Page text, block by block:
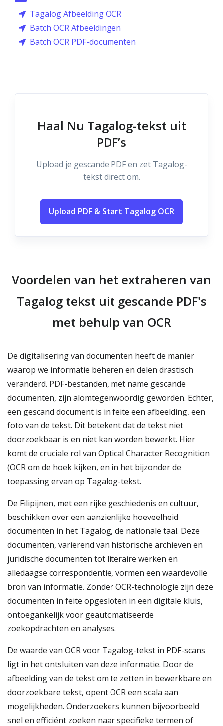
Tagalog Afbeelding OCR
Batch OCR Afbeeldingen
Batch OCR PDF-documenten
Haal Nu Tagalog-tekst uit
PDF’s
Upload je gescande PDF en zet Tagalog-
tekst direct om.
Upload PDF & Start Tagalog OCR
Voordelen van het extraheren van
Tagalog tekst uit gescande PDF's
met behulp van OCR
De digitalisering van documenten heeft de manier
waarop we informatie beheren en delen drastisch
veranderd. PDF-bestanden, met name gescande
documenten, zijn alomtegenwoordig geworden. Echter,
een gescand document is in feite een afbeelding, een
foto van de tekst. Dit betekent dat de tekst niet
doorzoekbaar is en niet kan worden bewerkt. Hier
komt de cruciale rol van Optical Character Recognition
(OCR om de hoek kijken, en in het bijzonder de
toepassing ervan op Tagalog-tekst.
De Filipijnen, met een rijke geschiedenis en cultuur,
beschikken over een aanzienlijke hoeveelheid
documenten in het Tagalog, de nationale taal. Deze
documenten, variërend van historische archieven en
juridische documenten tot literaire werken en
alledaagse correspondentie, vormen een waardevolle
bron van informatie. Zonder OCR-technologie zijn deze
documenten in feite opgesloten in een digitale kluis,
ontoegankelijk voor geautomatiseerde
zoekopdrachten en analyses.
De waarde van OCR voor Tagalog-tekst in PDF-scans
ligt in het ontsluiten van deze informatie. Door de
afbeelding van de tekst om te zetten in bewerkbare en
doorzoekbare tekst, opent OCR een scala aan
mogelijkheden. Onderzoekers kunnen bijvoorbeeld
snel en efficiënt zoeken naar specifieke termen of